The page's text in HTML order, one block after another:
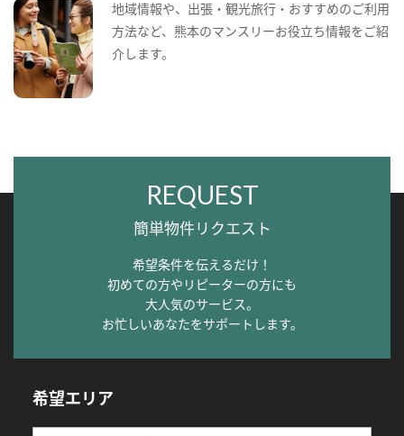
地域情報や、出張・観光旅行・おすすめのご利用
方法など、熊本のマンスリーお役立ち情報をご紹
介します。
REQUEST
簡単物件リクエスト
希望条件を伝えるだけ！
初めての方やリピーターの方にも
大人気のサービス。
お忙しいあなたをサポートします。
希望エリア